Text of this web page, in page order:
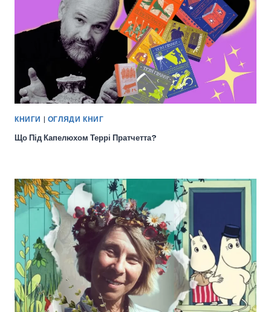
КНИГИ | ОГЛЯДИ КНИГ
Що Під Капелюхом Террі Пратчетта?